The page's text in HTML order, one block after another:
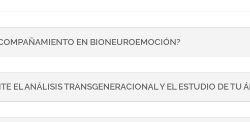
EN BIONEUROEMOCIÓN?
EL ANÁLISIS TRANSGENERACIONAL Y EL ESTUDIO DE TU